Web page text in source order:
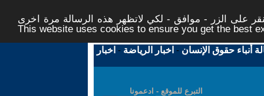
على الزر - موافق - لكي لاتظهر هذه الرسالة مرة اخرى -
This website uses cookies to ensure you get the best
أنباء حقوق الإنسان - اخبار الرياضة - اخبار
التبرع للموقع - ادعمونا